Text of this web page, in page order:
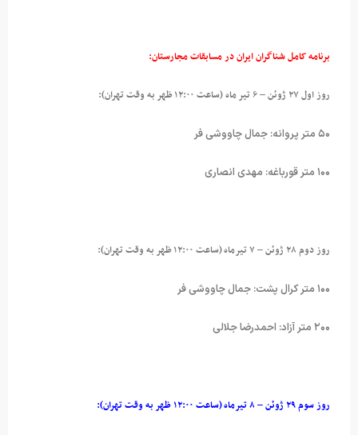
برنامه کامل شناگران ایران در مسابقات مجارستان:
روز اول ۲۷ ژوئن – ۶ تیر ماه (ساعت ۱۲:۰۰ ظهر به وقت تهران):
۵۰ متر پروانه: جمال چاووشی فر
۱۰۰ متر قورباغه: مهدی انصاری
روز دوم ۲۸ ژوئن – ۷ تیرماه (ساعت ۱۲:۰۰ ظهر به وقت تهران):
۱۰۰ متر کرال پشت: جمال چاووشی فر
۲۰۰ متر آزاد: احمدرضا جلالی
روز سوم ۲۹ ژوئن – ۸ تیرماه (ساعت ۱۲:۰۰ ظهر به وقت تهران):